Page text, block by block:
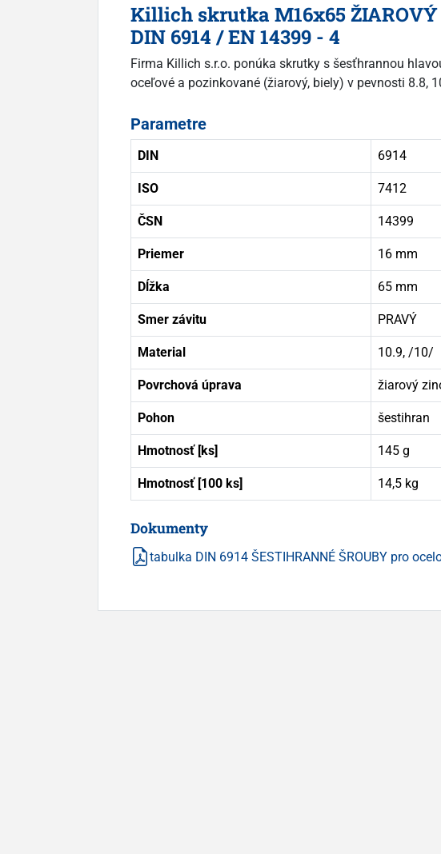
Killich skrutka M16x65
DIN 6914 / EN 14399 - 4
Firma Killich s.r.o. ponúka skrutky s šesťhrannou
oceľové a pozinkované (žiarový, biely) v pevnosti 8.8,
Parametre
DIN 6914
ISO 7412
ČSN 14399
Priemer 16 mm
Dĺžka 65 mm
Smer závitu PRAVÝ
Material 10.9, /10/
Povrchová úprava žiarový
Pohon šestihran
Hmotnosť [ks] 145 g
Hmotnosť [100 ks] 14,5 kg
Dokumenty
tabulka DIN 6914 ŠESTIHRANNÉ ŠROUBY pro